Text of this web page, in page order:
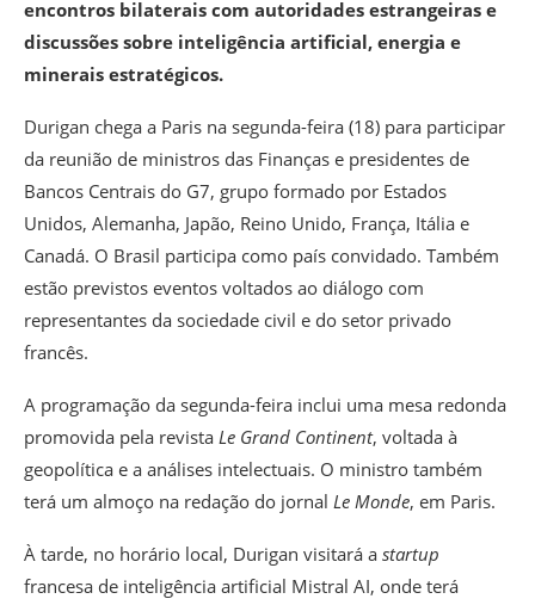
encontros bilaterais com autoridades estrangeiras e
discussões sobre inteligência artificial, energia e
minerais estratégicos.
Durigan chega a Paris na segunda-feira (18) para participar
da reunião de ministros das Finanças e presidentes de
Bancos Centrais do G7, grupo formado por Estados
Unidos, Alemanha, Japão, Reino Unido, França, Itália e
Canadá. O Brasil participa como país convidado. Também
estão previstos eventos voltados ao diálogo com
representantes da sociedade civil e do setor privado
francês.
A programação da segunda-feira inclui uma mesa redonda
promovida pela revista Le Grand Continent, voltada à
geopolítica e a análises intelectuais. O ministro também
terá um almoço na redação do jornal Le Monde, em Paris.
À tarde, no horário local, Durigan visitará a startup
francesa de inteligência artificial Mistral AI, onde terá